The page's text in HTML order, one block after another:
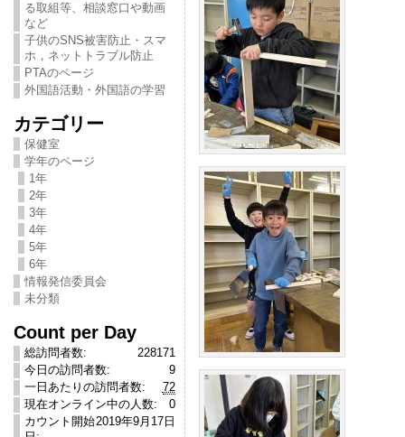
る取組等、相談窓口や動画
など
子供のSNS被害防止・スマ
ホ，ネットトラブル防止
PTAのページ
外国語活動・外国語の学習
カテゴリー
保健室
学年のページ
1年
2年
3年
4年
5年
6年
情報発信委員会
未分類
Count per Day
228171
総訪問者数:
9
今日の訪問者数:
72
一日あたりの訪問者数:
0
現在オンライン中の人数:
2019年9月17日
カウント開始